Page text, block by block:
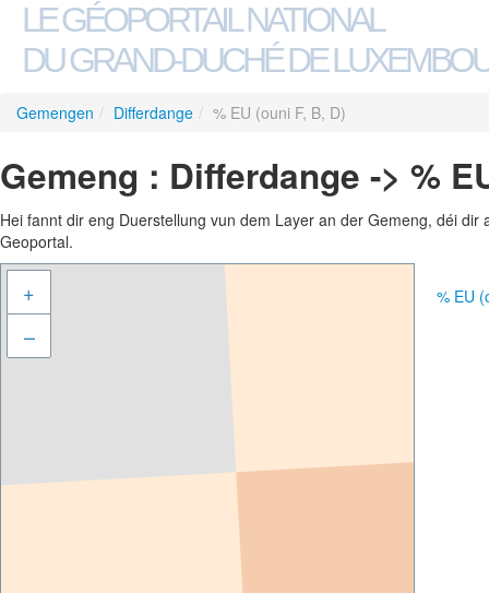
LE GÉOPORTAIL NATIONAL
DU GRAND-DUCHÉ DE
Gemengen / Differdange / % EU (ouni F, B, D)
Gemeng : Differdange -> %
Hei fannt dir eng Duerstellung vun dem Layer an der Gemeng, déi
Geoportal.
+
–
% EU